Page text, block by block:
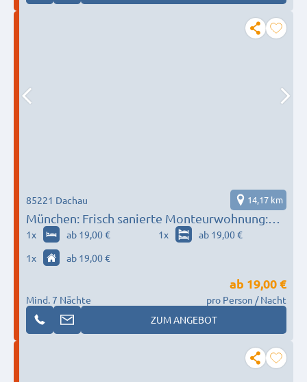
München: Frisch sanierte Monteurwohnung:
Parkplatz + TV + WLAN + Vollausstattung
85221 Dachau 14,17 km
1x ab 19,00 € 1x
ab 19,00 €
1x ab 19,00 €
Mind. 7 Nächte
ab 19,00 €
pro Person / Nacht
ZUM ANGEBOT